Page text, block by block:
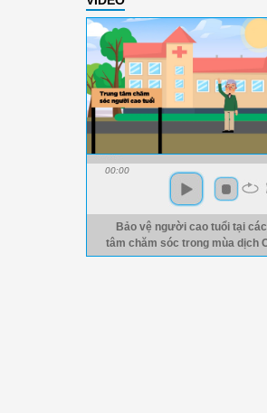
00:00
Bảo vệ người cao tuổi tại
tâm chăm sóc trong mùa dịch